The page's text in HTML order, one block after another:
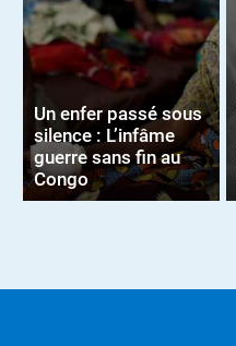
Un enfer passé sous
silence : L’infâme
guerre sans fin au
Congo